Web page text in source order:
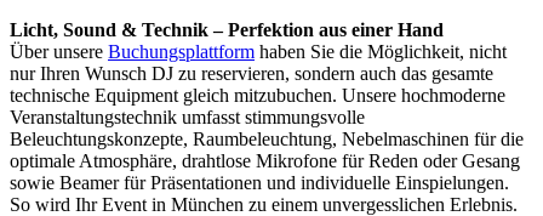
Licht, Sound & Technik – Perfektion aus einer Hand
Über unsere Buchungsplattform haben Sie die Möglichkeit, nicht
nur Ihren Wunsch DJ zu reservieren, sondern auch das gesamte
technische Equipment gleich mitzubuchen. Unsere hochmoderne
Veranstaltungstechnik umfasst stimmungsvolle
Beleuchtungskonzepte, Raumbeleuchtung, Nebelmaschinen für die
optimale Atmosphäre, drahtlose Mikrofone für Reden oder Gesang
sowie Beamer für Präsentationen und individuelle Einspielungen.
So wird Ihr Event in München zu einem unvergesslichen Erlebnis.